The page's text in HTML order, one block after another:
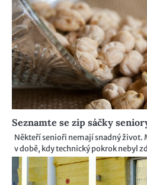
Seznamte se zip sáčky
Někteří senioři nemají snadný život.
v době, kdy technický pokrok nebyl